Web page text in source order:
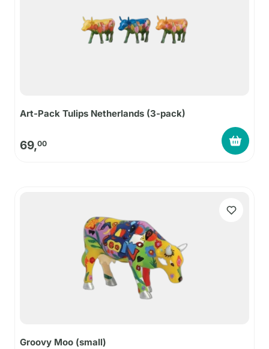
Art-Pack Tulips Netherlands (3-pack)
69,00
Groovy Moo (small)